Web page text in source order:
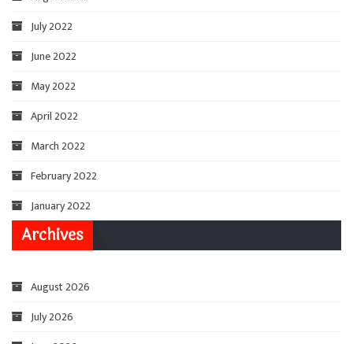
July 2022
June 2022
May 2022
April 2022
March 2022
February 2022
January 2022
Archives
August 2026
July 2026